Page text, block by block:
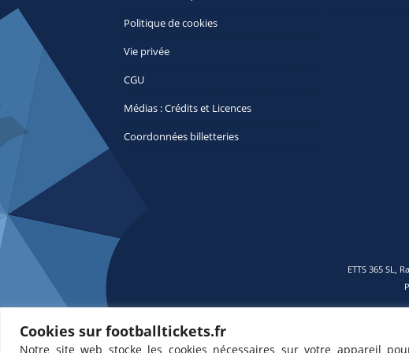
Cookies sur footballtickets.fr
Notre site web stocke les cookies nécessaires sur votre appareil
Politique de cookies
Vie privée
CGU
Médias : Crédits et Licences
Coordonnées billetteries
ETTS 365 SL,